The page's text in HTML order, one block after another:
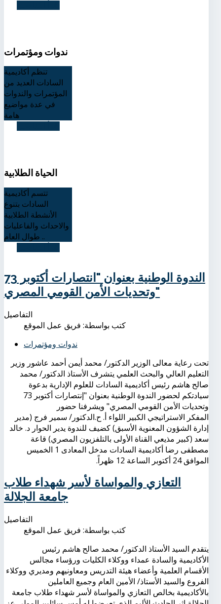
ندوات ومؤتمرات
تنظم أكاديمية
السادات العديد من
المؤتمرات والندوات
في عدة مواضيع
الحياة الطلابية
تتسم أكاديمية
السادات بتنوع
الأنشطة الطلابية
والاحداث والفاعليات
طوال العام ..
الندوة الوطنية بعنوان "انتصارات أكتوبر 73
وتحديات الأمن القومي المصري"
التفاصيل
كتب بواسطة: فريق عمل الموقع
ندوات ومؤتمرات
تحت رعاية معالى الوزير الدكتور/ محمد أيمن أحمد عاشور وزير
التعليم العالي والبحث العلمي يتشرف الأستاذ الدكتور/ محمد
صالح هاشم رئيس أكاديمية السادات للعلوم الإدارية بدعوة
سيادتكم لحضور الندوة الوطنية بعنوان "إنتصارات أكتوبر 73
وتحديات الأمن القومي المصري" ويشرفنا حضور
المفكر الاستراتيجي الكبير اللواء أ. ح.الدكتور/ سمير فرج (مدير
إدارة الشؤون المعنوية الأسبق) كضيف للندوة يدير الحوار د. خالد
سعد (كبير مذيعي القناة الأولى بالتلفزيون المصري) قاعة
مصطفى رضا أكاديمية السادات مدخل المعادى 1 الخميس
الموافق 24 أكتوبر الساعة 12 ظهراً.
التعازي والمواساة لأسر شهداء طلاب
جامعة الجلالة
التفاصيل
كتب بواسطة: فريق عمل الموقع
يتقدم السيد الأستاذ الدكتور/ محمد صالح هاشم رئيس
الأكاديمية والسادة عمداء ووكلاء الكليات ورؤساء مجالس
الأقسام العلمية وأعضاء هيئة التدريس ومعاونيهم ومديري ووكلاء
الفروع والسيد الأستاذ/ الأمين العام وجميع العاملين
بالأكاديمية بخالص التعازي والمواساة لأسر شهداء طلاب جامعة